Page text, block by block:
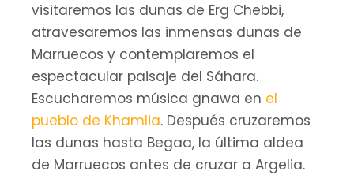
visitaremos las dunas de Erg Chebbi,
atravesaremos las inmensas dunas de
Marruecos y contemplaremos el
espectacular paisaje del Sáhara.
Escucharemos música gnawa en el
pueblo de Khamlia. Después cruzaremos
las dunas hasta Begaa, la última aldea
de Marruecos antes de cruzar a Argelia.